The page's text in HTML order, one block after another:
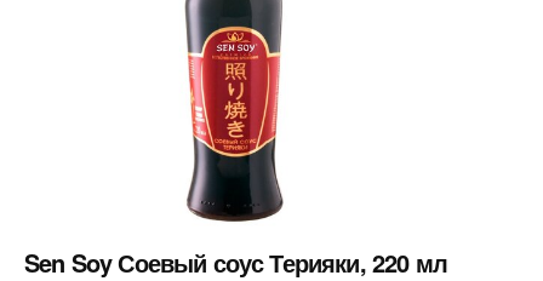
Sen Soy Соевый соус Терияки, 220 мл